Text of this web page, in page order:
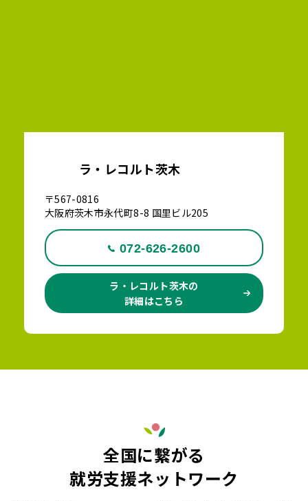
ラ・レコルト茨木
〒567-0816
大阪府茨木市永代町8-8 国里ビル205
072-626-2600
ラ・レコルト茨木の
詳細はこちら
全国に繋がる
就労支援ネットワーク